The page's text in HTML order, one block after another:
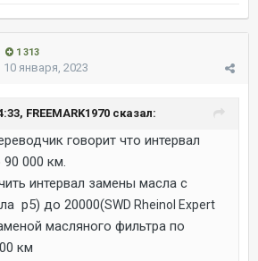
1 313
10 января, 2023
FREEMARK1970 сказал:
говорит что интервал
000 км.
интервал замены масла с
р5) до 20000(SWD Rheinol Expert
масляного фильтра по
км